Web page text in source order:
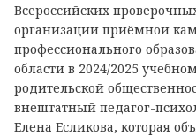
Всероссийских
организации приёмной
профессионального
области в 2024/2025
родительской
внештатный педагог-
Елена Есликова, которая